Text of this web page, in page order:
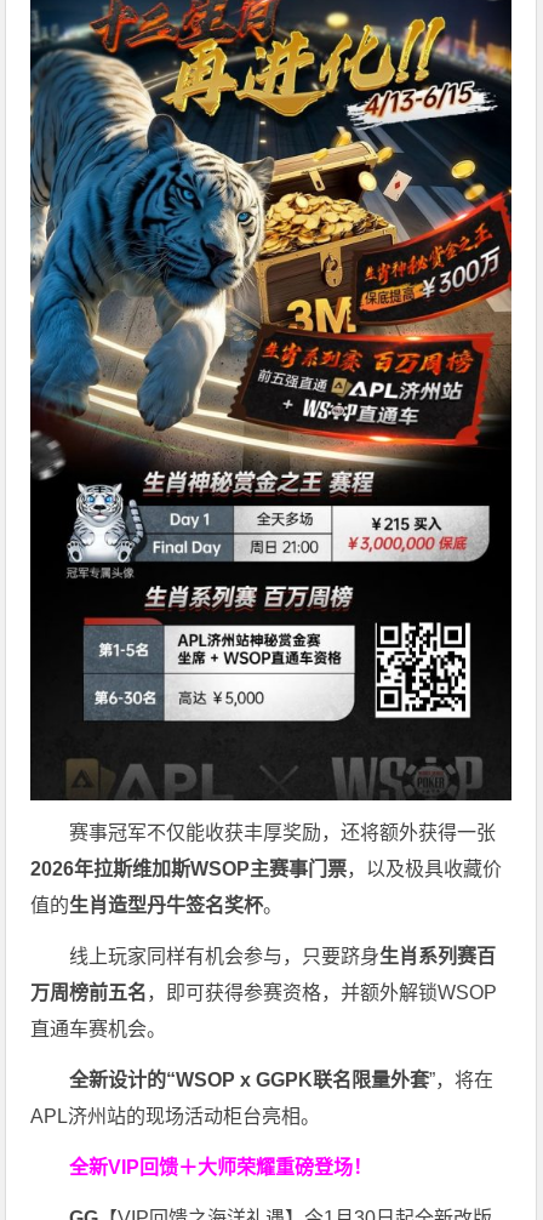
赛事冠军不仅能收获丰厚奖励，还将额外获得一张
2026年拉斯维加斯WSOP主赛事门票，以及极具收藏价
值的生肖造型丹牛签名奖杯。
线上玩家同样有机会参与，只要跻身生肖系列赛百
万周榜前五名，即可获得参赛资格，并额外解锁WSOP
直通车赛机会。
全新设计的“WSOP x GGPK联名限量外套”，将在
APL济州站的现场活动柜台亮相。
全新VIP回馈＋大师荣耀重磅登场！